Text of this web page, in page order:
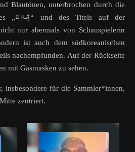
Blautönen, unterbrochen durch die
„마녀“ und des Titels auf der
nur abermals von Schauspielerin
ist auch dem südkoreanischen
nachempfunden. Auf der Rückseite
mit Gasmasken zu sehen.
insbesondere für die Sammler*innen,
zentriert.